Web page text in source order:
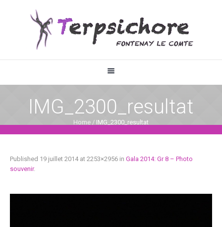
IMG_2300_resultat
Home / IMG_2300_resultat
Published 19 juillet 2014at 2253×2956 in Gala 2014: Gr 8 – Photo
souvenir.